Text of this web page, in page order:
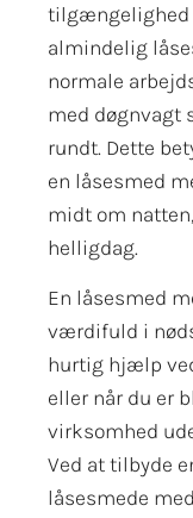
tilgængelighed
almindelig
normale
med døgnvagt
rundt. Dette
en låsesmed
midt om
helligdag.
En låsesmed
værdifuld i
hurtig hjælp
eller når du er
virksomhed
Ved at tilbyde
låsesmede